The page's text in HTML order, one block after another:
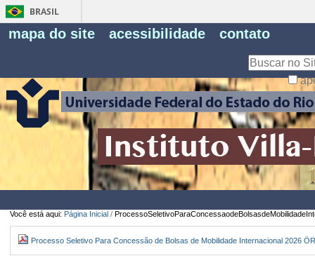
BRASIL
mapa do site acessibilidade contato
Você está aqui: Página Inicial /
Processo Seletivo Para Concessão de Bolsas de Mobilidade Internacional 2026